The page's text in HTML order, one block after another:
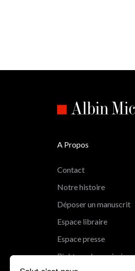
A Propos
Contact
Notre histoire
Déposer un manuscrit
Espace libraire
Espace presse
Rights and permissions